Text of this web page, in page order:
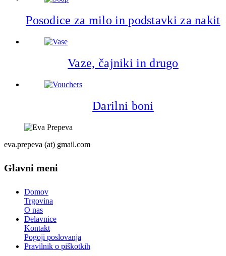
Posodice za milo in podstavki za nakit
Vaze, čajniki in drugo
Darilni boni
eva.prepeva (at) gmail.com
Glavni meni
Domov
Trgovina
O nas
Delavnice
Kontakt
Pogoji poslovanja
Pravilnik o piškotkih